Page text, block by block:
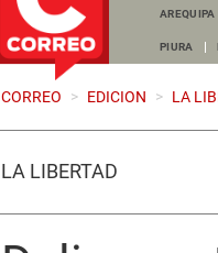
AREQUIPA
PIURA
CORREO > EDICION > LA
LA LIBERTAD